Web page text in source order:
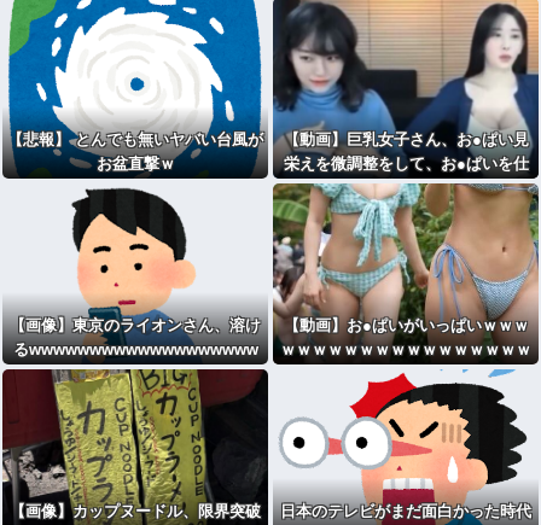
【悲報】 とんでも無いヤバい台風が
お盆直撃ｗ
【動画】巨乳女子さん、お●ぱい見
栄えを微調整をして、お●ぱいを仕
上げる
【画像】東京のライオンさん、溶け
るwwwwwwwwwwwwwwwwwww
wwwwwwwwwwwwwwwww
【動画】お●ぱいがいっぱいｗｗｗ
ｗｗｗｗｗｗｗｗｗｗｗｗｗｗｗｗ
ｗｗｗｗｗｗｗｗｗｗｗ
【画像】カップヌードル、限界突破
日本のテレビがまだ面白かった時代